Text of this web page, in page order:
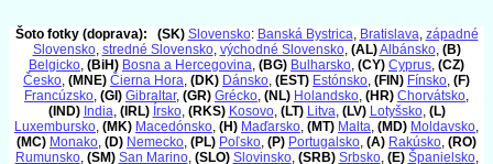
Šoto fotky (doprava): (SK) Slovensko: Banská Bystrica, Bratislava, západné
Slovensko, stredné Slovensko, východné Slovensko, (AL)Albánsko, (B)
Belgicko, (BiH) Bosna a Hercegovina, (BG) Bulharsko, (CY) Cyprus, (CZ)
Česko, (MNE) Čierna Hora, (DK) Dánsko, (EST) Estónsko, (FIN) Fínsko, (F)
Francúzsko, (GI) Gibraltar, (GR) Grécko, (NL) Holandsko, (HR) Chorvátsko,
(IND) India, (IRL) Írsko, (RKS) Kosovo, (LT) Litva, (LV) Lotyšsko, (L)
Luxembursko, (MK) Macedónsko, (H) Maďarsko, (MT) Malta, (MD) Moldavsko,
(MC) Monako, (D) Nemecko, (PL) Poľsko, (P) Portugalsko, (A) Rakúsko, (RO)
Rumunsko, (SM) San Marino, (SLO) Slovinsko, (SRB) Srbsko, (E) Španielsko,